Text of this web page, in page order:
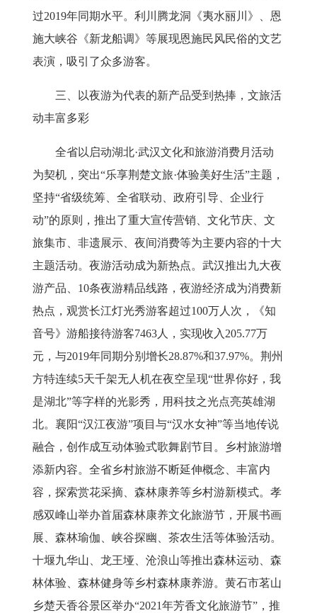
过2019年同期水平。利川腾龙洞《夷水丽川》、恩
施大峡谷《新龙船调》等展现恩施民风民俗的文艺
表演，吸引了众多游客。
三、以夜游为代表的新产品受到热捧，文旅活
动丰富多彩
全省以启动湖北·武汉文化和旅游消费月活动
为契机，突出“乐享荆楚文旅·体验美好生活”主题，
坚持“省级统筹、全省联动、政府引导、企业行
动”的原则，推出了重大宣传营销、文化节庆、文
旅集市、非遗展示、夜间消费等为主要内容的十大
主题活动。 夜游活动成为新热点。武汉推出九大夜
游产品、 10条夜游精品线路，夜游经济成为消费新
热点，观赏长江灯光秀游客超过100万人次，《知
音号》游船接待游客7463 人，实现收入 205.77万
元，与2019年同期分别增长28.87%和37.97%。荆州
方特连续5天千架无人机在夜空呈现“世界你好，我
是湖北”等字样的光影秀，用科技之光点亮英雄湖
北。襄阳“汉江夜游”项目与“汉水女神”等当地传说
融合，创作成互动体验式歌舞剧节目。
乡村旅游增
添新内容。全省乡村旅游不断延伸概念、丰富内
容，探索赏花采摘、森林康养等乡村游新模式。孝
感双峰山举办首届森林康养文化旅游节，开展书画
展、森林瑜伽、峡谷探幽、茶农生活等体验活动。
十堰九华山、龙王垭、沧浪山等推出森林运动、森
林体验、森林健身等乡村森林康养游。黄石市茗山
乡楚天香谷景区举办“2021年芳香文化旅游节”，推